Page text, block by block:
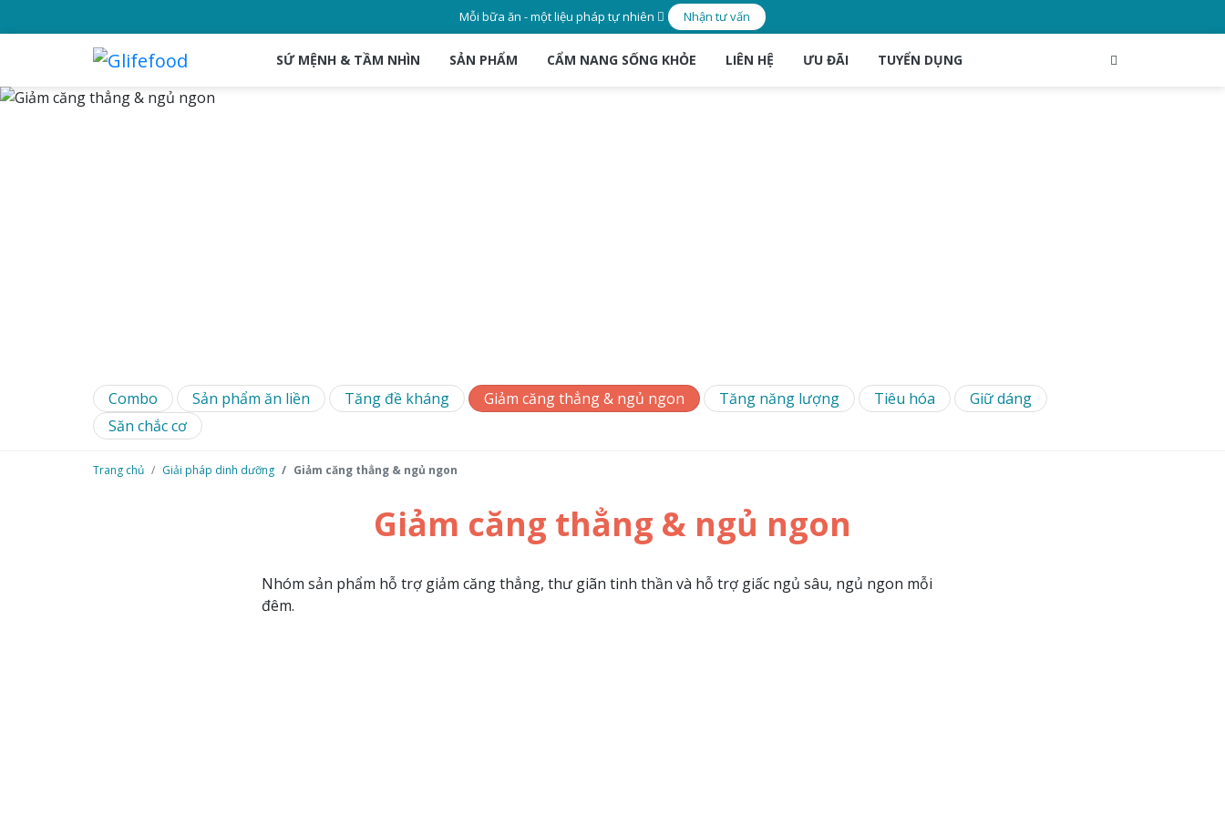
Mỗi bữa ăn - một liệu pháp tự nhiên Nhận tư vấn
SỨ MỆNH & TẦM NHÌN SẢN PHẨM CẨM NANG SỐNG KHỎE LIÊN HỆ ƯU ĐÃI TUYỂN DỤNG
Combo Sản phẩm ăn liền Tăng đề kháng Giảm căng thẳng & ngủ ngon Tăng năng lượng Tiêu hóa
Giữ dáng
Săn chắc cơ
Trang chủ Giải pháp dinh dưỡng Giảm căng thẳng & ngủ ngon
Giảm căng thẳng & ngủ ngon
Nhóm sản phẩm hỗ trợ giảm căng thẳng, thư giãn tinh thần và hỗ trợ giấc ngủ sâu, ngủ ngon mỗi
đêm.